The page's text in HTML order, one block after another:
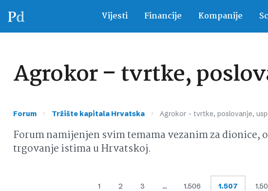
Vijesti Financije Kompanije
Agrokor – tvrtke,
Forum › Tržište kapitala Hrvatska › Agrokor – tvrtke, poslovanje,
Forum namijenjen svim temama vezanim za dionice,
trgovanje istima u Hrvatskoj.
1 2 3 … 1.506 1.507